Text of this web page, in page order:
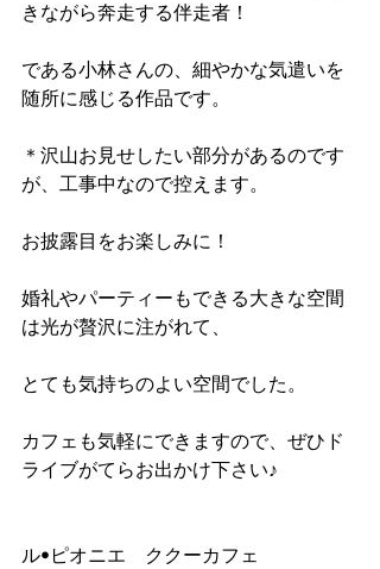
きながら奔走する伴走者！
である小林さんの、細やかな気遣いを
随所に感じる作品です。
＊沢山お見せしたい部分があるのです
が、工事中なので控えます。
お披露目をお楽しみに！
婚礼やパーティーもできる大きな空間
は光が贅沢に注がれて、
とても気持ちのよい空間でした。
カフェも気軽にできますので、ぜひド
ライブがてらお出かけ下さい♪
ル•ピオニエ　ククーカフェ